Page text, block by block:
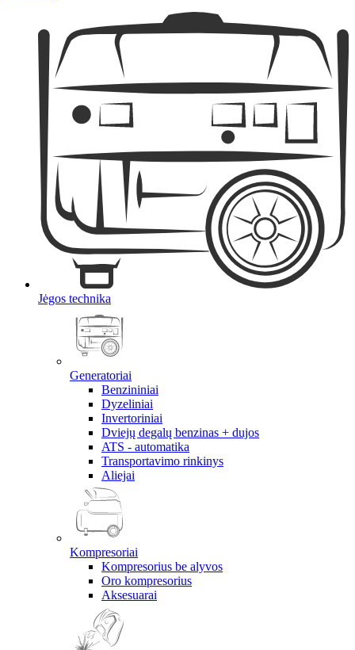
Jėgos technika
Generatoriai
Benzininiai
Dyzeliniai
Invertoriniai
Dviejų degalų benzinas + dujos
ATS - automatika
Transportavimo rinkinys
Aliejai
Kompresoriai
Kompresorius be alyvos
Oro kompresorius
Aksesuarai